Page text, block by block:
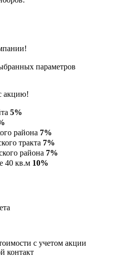
параметров
акцию!
5%
района 7%
тракта 7%
района 7%
40 кв.м 10%
с учетом акции
контакт